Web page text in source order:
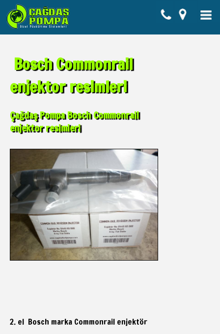
Bosch Commonrail
enjektor resimleri
Çağdaş Pompa Bosch Commonrail
enjektor resimleri
2. el Bosch marka Commonrail enjektör